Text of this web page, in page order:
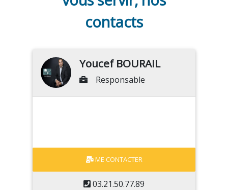
contacts
Youcef BOURAIL
Responsable
ME CONTACTER
03.21.50.77.89